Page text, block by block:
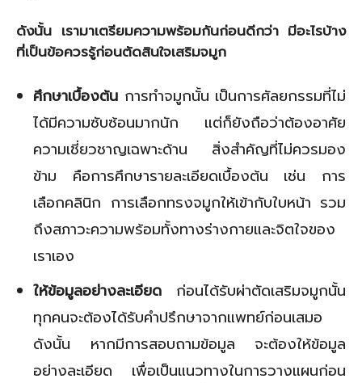
ดังนั้น เรามาเตรียมความพร้อมกันก่อนดีกว่า มีอะไรบ้าง
ที่เป็นข้อควรรู้ก่อนตัดสินใจเสริมจมูก
ศึกษาเบื้องต้น การทำจมูกนั้น เป็นการศัลยกรรมที่ไม่
ได้มีความซับซ้อนมากนัก แต่ก็ยังถือว่าต้องอาศัย
ความเชี่ยวชาญเฉพาะด้าน สิ่งสำคัญที่ไม่ควรมอง
ข้าม คือการศึกษารายละเอียดเบื้องต้น เช่น การ
เลือกคลินิก การเลือกทรงจมูกให้เข้ากับใบหน้า รวม
ถึงสภาวะความพร้อมทั้งทางร่างกายและจิตใจของ
เราเอง
ให้ข้อมูลอย่างละเอียด ก่อนได้รับผ่าตัดเสริมจมูกนั้น
ทุกคนจะต้องได้รับคำปรึกษาจากแพทย์ก่อนเสมอ
ดังนั้น หากมีการสอบถามข้อมูล จะต้องให้ข้อมูล
อย่างละเอียด เพื่อเป็นแนวทางในการวางแผนก่อน